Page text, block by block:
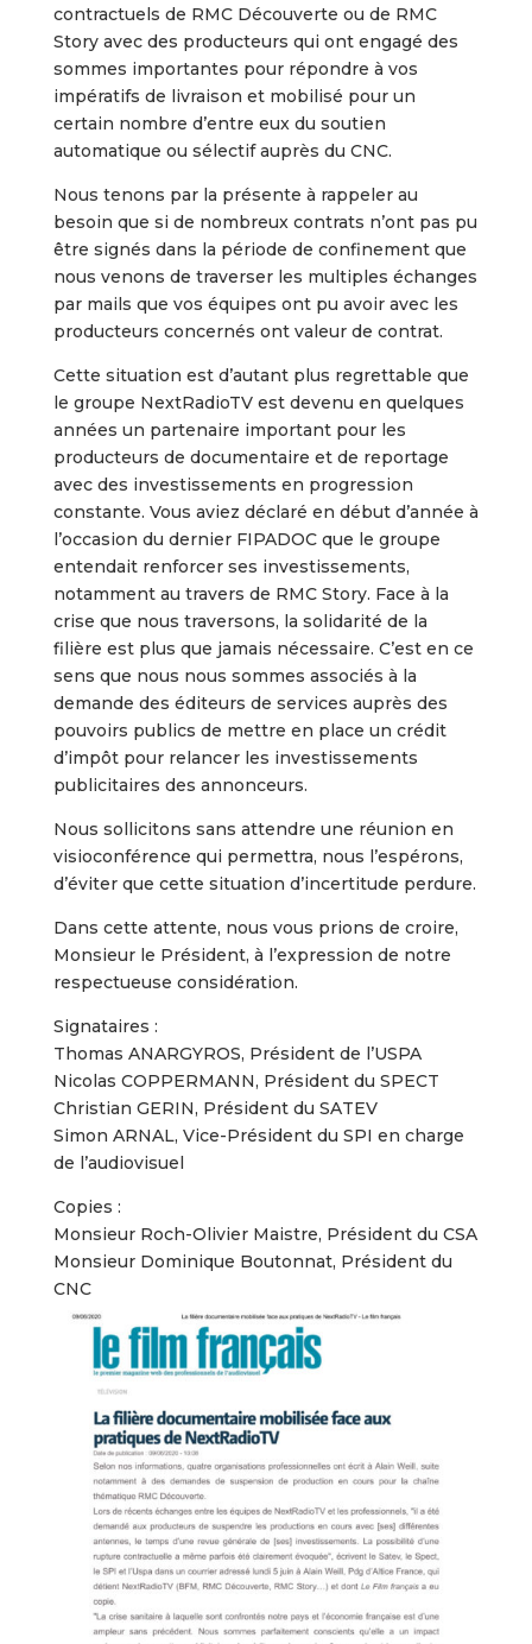
contractuels de RMC Découverte ou de RMC
Story avec des producteurs qui ont engagé des
sommes importantes pour répondre à vos
impératifs de livraison et mobilisé pour un
certain nombre d’entre eux du soutien
automatique ou sélectif auprès du CNC.
Nous tenons par la présente à rappeler au
besoin que si de nombreux contrats n’ont pas pu
être signés dans la période de confinement que
nous venons de traverser les multiples échanges
par mails que vos équipes ont pu avoir avec les
producteurs concernés ont valeur de contrat.
Cette situation est d’autant plus regrettable que
le groupe NextRadioTV est devenu en quelques
années un partenaire important pour les
producteurs de documentaire et de reportage
avec des investissements en progression
constante. Vous aviez déclaré en début d’année à
l’occasion du dernier FIPADOC que le groupe
entendait renforcer ses investissements,
notamment au travers de RMC Story. Face à la
crise que nous traversons, la solidarité de la
filière est plus que jamais nécessaire. C’est en ce
sens que nous nous sommes associés à la
demande des éditeurs de services auprès des
pouvoirs publics de mettre en place un crédit
d’impôt pour relancer les investissements
publicitaires des annonceurs.
Nous sollicitons sans attendre une réunion en
visioconférence qui permettra, nous l’espérons,
d’éviter que cette situation d’incertitude perdure.
Dans cette attente, nous vous prions de croire,
Monsieur le Président, à l’expression de notre
respectueuse considération.
Signataires :
Thomas ANARGYROS, Président de l’USPA
Nicolas COPPERMANN, Président du SPECT
Christian GERIN, Président du SATEV
Simon ARNAL, Vice-Président du SPI en charge
de l’audiovisuel
Copies :
Monsieur Roch-Olivier Maistre, Président du CSA
Monsieur Dominique Boutonnat, Président du
CNC